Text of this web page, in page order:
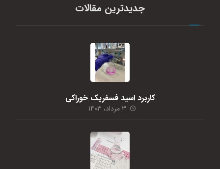
جدیدترین مقالات
کاربرد اسید فسفریک خوراکی
۳ مرداد، ۱۴۰۳